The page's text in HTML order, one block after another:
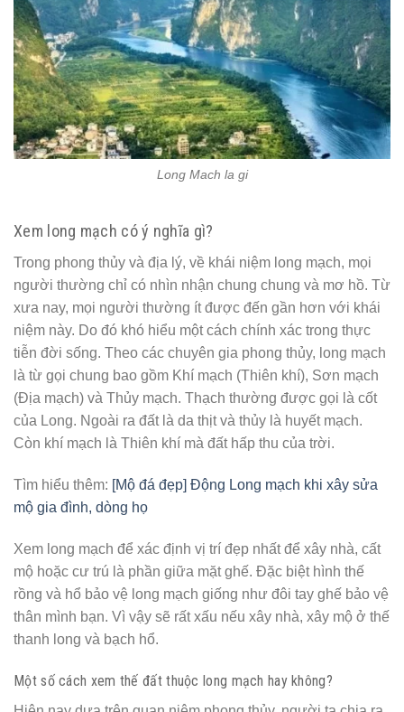
Long Mach la gi
Xem long mạch có ý nghĩa gì?
Trong phong thủy và địa lý, về khái niệm long mạch, mọi
người thường chỉ có nhìn nhận chung chung và mơ hồ. Từ
xưa nay, mọi người thường ít được đến gần hơn với khái
niệm này. Do đó khó hiểu một cách chính xác trong thực
tiễn đời sống. Theo các chuyên gia phong thủy, long mạch
là từ gọi chung bao gồm Khí mạch (Thiên khí), Sơn mạch
(Địa mạch) và Thủy mạch. Thạch thường được gọi là cốt
của Long. Ngoài ra đất là da thịt và thủy là huyết mạch.
Còn khí mạch là Thiên khí mà đất hấp thu của trời.
Tìm hiểu thêm: [Mộ đá đẹp] Động Long mạch khi xây sửa
mộ gia đình, dòng họ
Xem long mạch để xác định vị trí đẹp nhất để xây nhà, cất
mộ hoặc cư trú là phần giữa mặt ghế. Đặc biệt hình thế
rồng và hổ bảo vệ long mạch giống như đôi tay ghế bảo vệ
thân mình bạn. Vì vậy sẽ rất xấu nếu xây nhà, xây mộ ở thế
thanh long và bạch hổ.
Một số cách xem thế đất thuộc long mạch hay không?